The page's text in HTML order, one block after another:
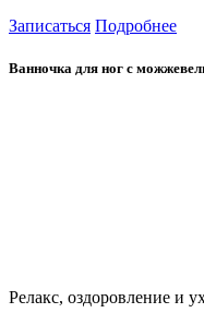
Записаться Подробнее
Ванночка для ног с
Релакс, оздоровление и